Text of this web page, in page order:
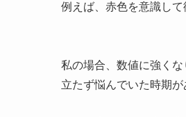
例えば、赤色を意識し
私の場合、数値に強く
立たず悩んでいた時期が